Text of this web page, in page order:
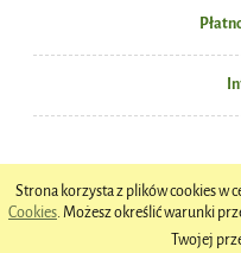
Strona korzysta z plików cookies w
Cookies. Możesz określić warunki
Twojej
pokaż